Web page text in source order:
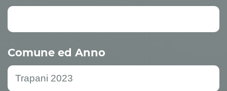
Comune ed Anno